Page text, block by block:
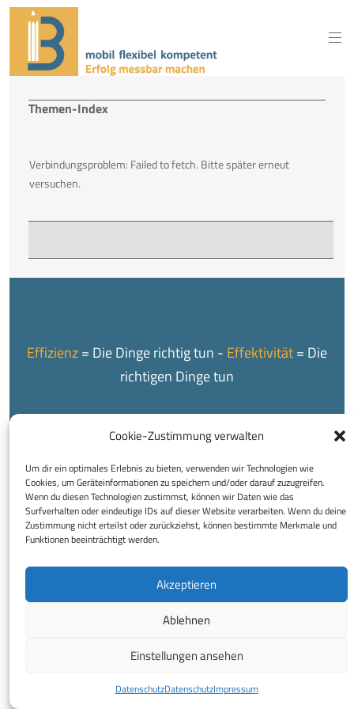
Cookie-Zustimmung verwalten
Um dir ein optimales Erlebnis zu bieten, verwenden wir Technologien wie
Cookies, um Geräteinformationen zu speichern und/oder darauf zuzugreifen.
Wenn du diesen Technologien zustimmst, können wir Daten wie das
Surfverhalten oder eindeutige IDs auf dieser Website verarbeiten. Wenn du deine
Zustimmung nicht erteilst oder zurückziehst, können bestimmte Merkmale und
Funktionen beeinträchtigt werden.
Akzeptieren
Ablehnen
Einstellungen ansehen
DatenschutzDatenschutzImpressum
Themen-Index
Verbindungsproblem: Failed to fetch. Bitte später erneut
versuchen.
Effizienz= Die Dinge richtig tun - Effektivität= Die
richtigen Dinge tun
© 2026 Buchhaltungsservice Regina Reinprecht e.U.
ImpressumDatenschutzDisclaimer
font
size.
font
size.